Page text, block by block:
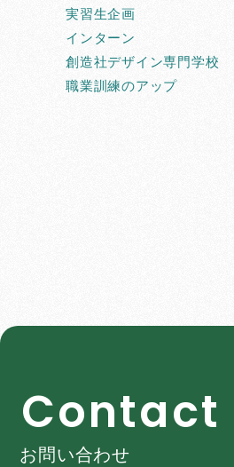
実習生企画
インターン
創造社デザイン専門学校
職業訓練のアップ
Contact
お問い合わせ